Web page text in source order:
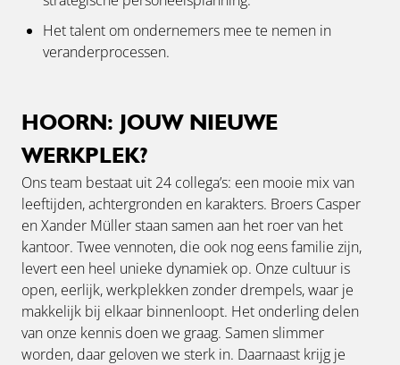
Het talent om ondernemers mee te nemen in
veranderprocessen.
HOORN: JOUW NIEUWE
WERKPLEK?
Ons team bestaat uit 24 collega’s: een mooie mix van
leeftijden, achtergronden en karakters. Broers Casper
en Xander Müller staan samen aan het roer van het
kantoor. Twee vennoten, die ook nog eens familie zijn,
levert een heel unieke dynamiek op. Onze cultuur is
open, eerlijk, werkplekken zonder drempels, waar je
makkelijk bij elkaar binnenloopt. Het onderling delen
van onze kennis doen we graag. Samen slimmer
worden, daar geloven we sterk in. Daarnaast krijg je